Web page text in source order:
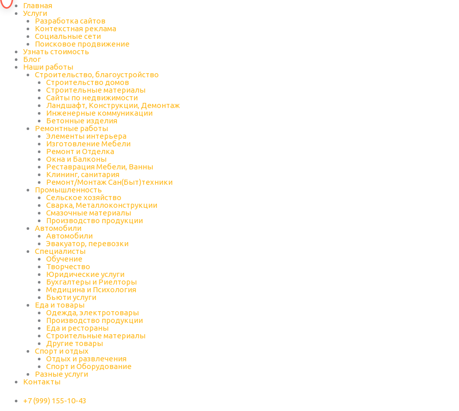
Главная
Услуги
Разработка сайтов
Контекстная реклама
Социальные сети
Поисковое продвижение
Узнать стоимость
Блог
Наши работы
Строительство, благоустройство
Строительство домов
Строительные материалы
Сайты по недвижимости
Ландшафт, Конструкции, Демонтаж
Инженерные коммуникации
Бетонные изделия
Ремонтные работы
Элементы интерьера
Изготовление Мебели
Ремонт и Отделка
Окна и Балконы
Реставрация Мебели, Ванны
Клининг, санитария
Ремонт/Монтаж Сан(Быт)техники
Промышленность
Cельское хозяйство
Сварка, Металлоконструкции
Cмазочные материалы
Производство продукции
Автомобили
Автомобили
Эвакуатор, перевозки
Специалисты
Обучение
Творчество
Юридические услуги
Бухгалтеры и Риелторы
Медицина и Психология
Бьюти услуги
Еда и товары
Одежда, электротовары
Производство продукции
Еда и рестораны
Строительные материалы
Другие товары
Спорт и отдых
Отдых и развлечения
Спорт и Оборудование
Разные услуги
Контакты
+7 (999) 155-10-43